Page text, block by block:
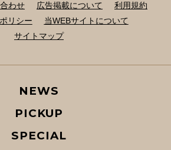
わせ 広告掲載について
利用規約
リシー
当WEBサイトについて
サイトマップ
NEWS
PICKUP
SPECIAL